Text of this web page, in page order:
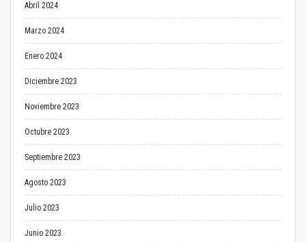
Abril 2024
Marzo 2024
Enero 2024
Diciembre 2023
Noviembre 2023
Octubre 2023
Septiembre 2023
Agosto 2023
Julio 2023
Junio 2023